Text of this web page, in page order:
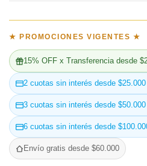
★ PROMOCIONES VIGENTES ★
15% OFF x Transferencia desde
2 cuotas sin interés desde $25.000
3 cuotas sin interés desde $50.000
6 cuotas sin interés desde
Envío gratis desde $60.000